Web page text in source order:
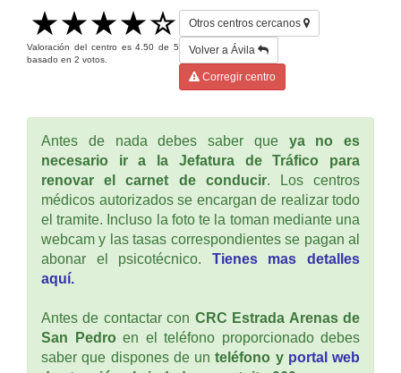
Valoración del centro es4.50 de5
basado en 2 votos.
Otros centros cercanos
Volver a Ávila
Corregir centro
Antes de nada debes saber que ya no es
necesario ir a la Jefatura de Tráfico para
renovar el carnet de conducir. Los centros
médicos autorizados se encargan de realizar todo
el tramite. Incluso la foto te la toman mediante una
webcam y las tasas correspondientes se pagan al
abonar el psicotécnico. Tienes mas detalles
aquí.
Antes de contactar con CRC Estrada Arenas de
San Pedro en el teléfono proporcionado debes
saber que dispones de unteléfono y portal web